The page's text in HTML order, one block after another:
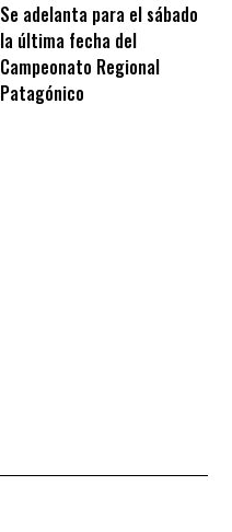
Se adelanta para el sábado
la última fecha del
Campeonato Regional
Patagónico